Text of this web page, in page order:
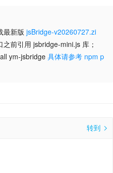
最新版 jsBridge-v20260727.zi
前引用 jsbridge-mini.js 库；
ym-jsbridge 具体请参考 npm p
转到 